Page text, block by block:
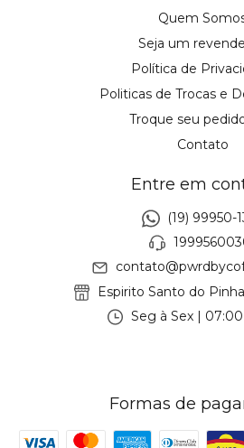
Quem
Seja um
Política de
Politicas de Trocas e
Troque seu
Contato
Entre em
(19) 99950-
Espirito Santo do
Seg à Sex |
Formas de